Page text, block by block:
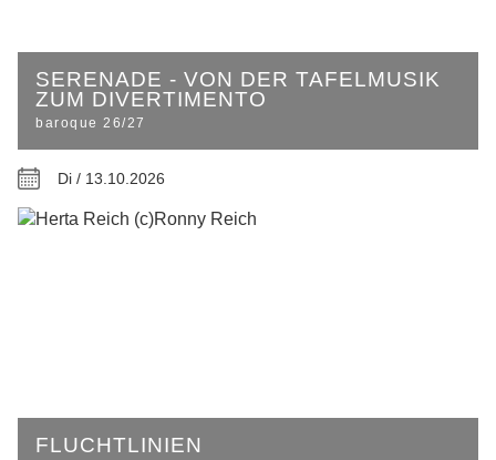
SERENADE - VON DER TAFELMUSIK
ZUM DIVERTIMENTO
baroque 26/27
Di / 13.10.2026
FLUCHTLINIEN